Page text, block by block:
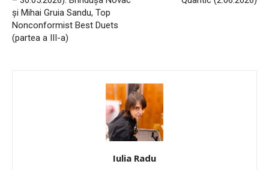
și Mihai Gruia Sandu, Top
Nonconformist Best Duets
(partea a III-a)
Iulia Radu